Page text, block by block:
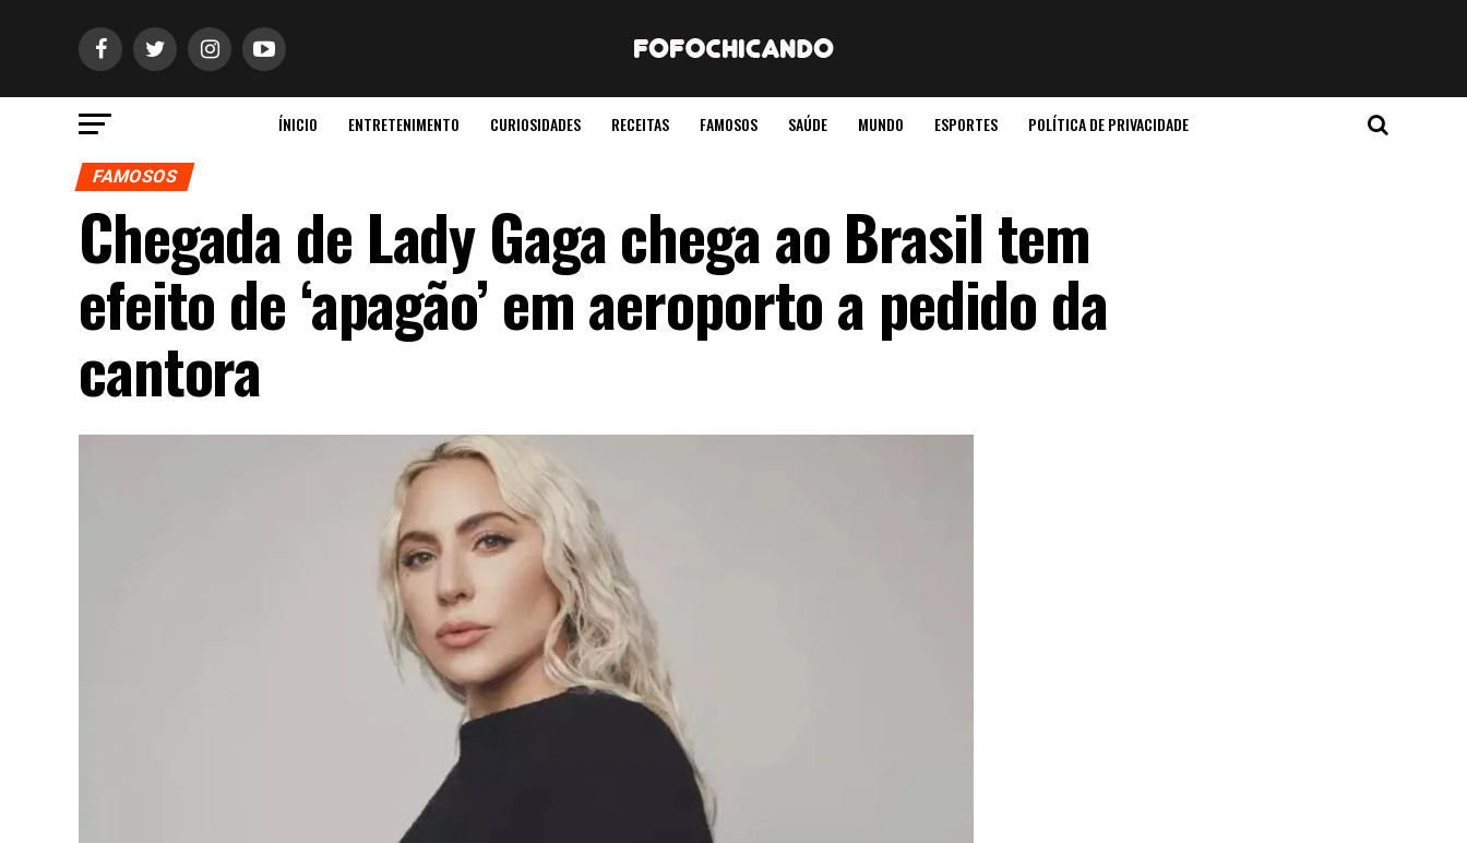
ÍNICIO ENTRETENIMENTO CURIOSIDADES RECEITAS FAMOSOS SAÚDE MUNDO ESPORTES POLÍTICA DE PRIVACIDADE
FAMOSOS
Chegada de Lady Gaga chega ao Brasil tem
efeito de ‘apagão’ em aeroporto a pedido da
cantora